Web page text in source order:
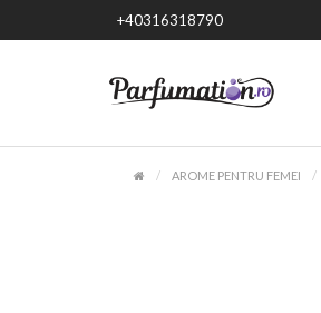
+40316318790
AROME PENTRU FEMEI